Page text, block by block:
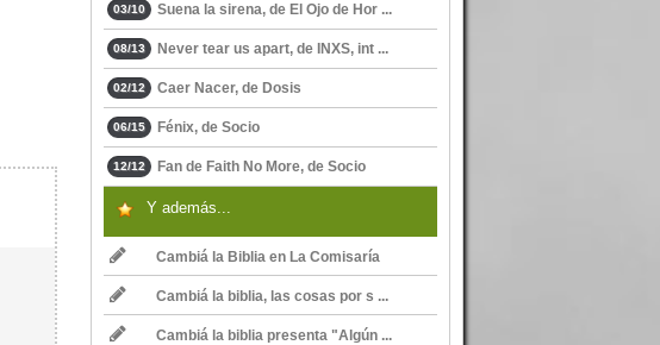
03/10 Suena la sirena, de El Ojo de Hor ...
08/13 Never tear us apart, de INXS, int ...
02/12 Caer Nacer, de Dosis
06/15 Fénix, de Socio
12/12 Fan de Faith No More, de Socio
Y además...
Cambiá la Biblia en La Comisaría
Cambiá la biblia, las cosas por s ...
Cambiá la biblia presenta "Algún ...